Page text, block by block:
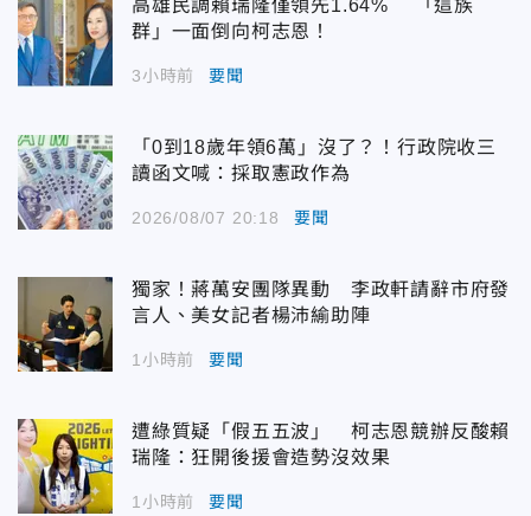
高雄民調賴瑞隆僅領先1.64% 「這族
群」一面倒向柯志恩！
3小時前 要聞
「0到18歲年領6萬」沒了？！行政院收三
讀函文喊：採取憲政作為
2026/08/07 20:18 要聞
獨家！蔣萬安團隊異動 李政軒請辭市府發
言人、美女記者楊沛緰助陣
1小時前 要聞
遭綠質疑「假五五波」 柯志恩競辦反酸賴
瑞隆：狂開後援會造勢沒效果
1小時前 要聞